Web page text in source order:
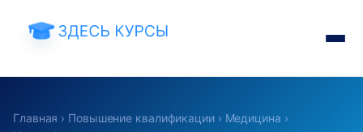
Главная › Повышение квалификации› Медицина ›